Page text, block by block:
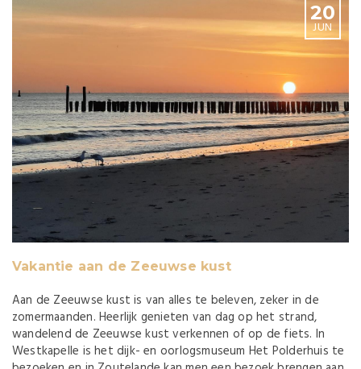
20
JUN
Vakantie aan de Zeeuwse kust
Aan de Zeeuwse kust is van alles te beleven, zeker in de
zomermaanden. Heerlijk genieten van dag op het strand,
wandelend de Zeeuwse kust verkennen of op de fiets. In
Westkapelle is het dijk- en oorlogsmuseum Het Polderhuis te